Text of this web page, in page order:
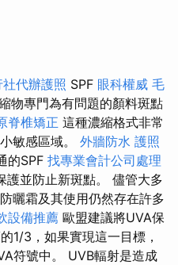
代辦護照 SPF 眼科權威 毛
物專門為有問題的顏料斑點
脊椎矯正 這種濃縮格式非常
敏感區域。 外牆防水 護照
的SPF 找專業會計公司處理
護並防止新斑點。 儘管大多
曬霜及其使用仍然存在許多
設備推薦 歐盟建議將UVA保
1/3，如果實現這一目標，
符號中。 UVB輻射是造成